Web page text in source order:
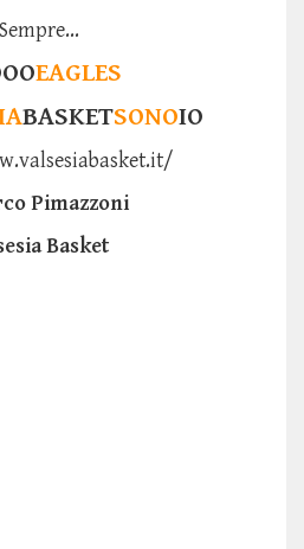
Sempre...
EAGLES
BASKETSONOIO
Pimazzoni
Basket